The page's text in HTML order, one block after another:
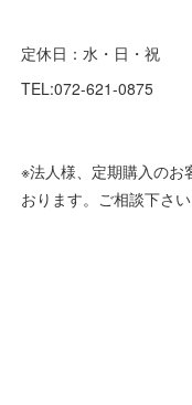
定休日：水・日・祝
TEL:072-621-0875
※法人様、定期購入のお
おります。ご相談下さい